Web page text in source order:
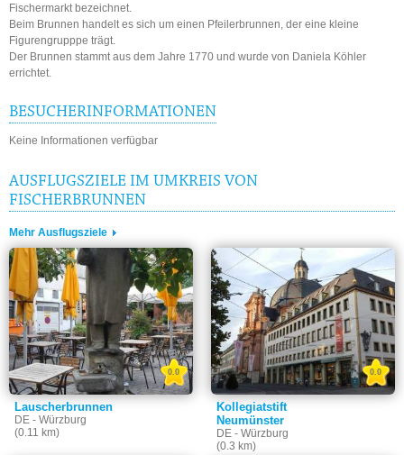
Fischermarkt bezeichnet.
Beim Brunnen handelt es sich um einen Pfeilerbrunnen, der eine kleine
Figurengrupppe trägt.
Der Brunnen stammt aus dem Jahre 1770 und wurde von Daniela Köhler
errichtet.
BESUCHERINFORMATIONEN
Keine Informationen verfügbar
AUSFLUGSZIELE IM UMKREIS VON
FISCHERBRUNNEN
Mehr Ausflugsziele
Lauscherbrunnen
DE - Würzburg
(0.11 km)
0.0
Kollegiatstift
Neumünster
DE - Würzburg
(0.3 km)
0.0